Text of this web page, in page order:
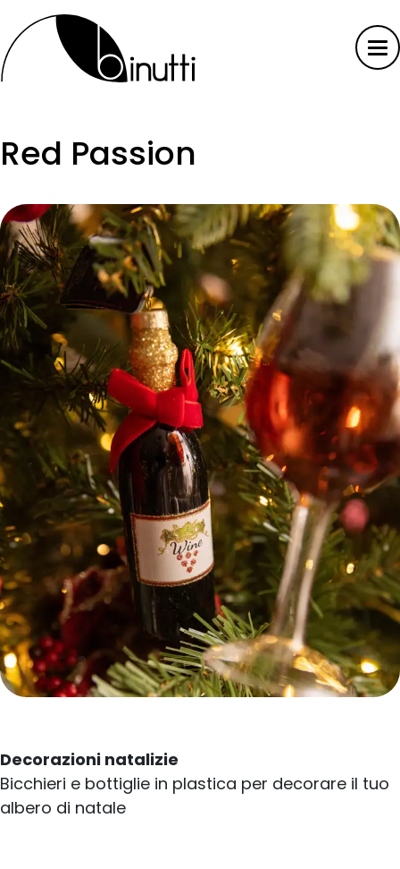
Red Passion
Decorazioni natalizie
Bicchieri e bottiglie in plastica per decorare il tuo
albero di natale